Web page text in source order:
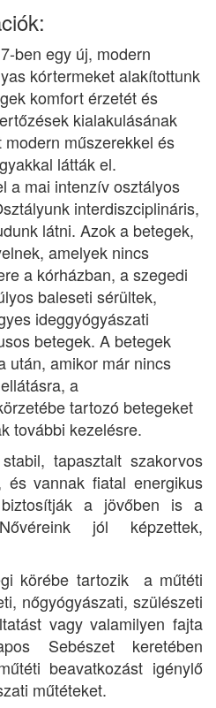
ben egy új, modern
kórtermeket alakítottunk
komfort érzetét és
kialakulásának
műszerekkel és
látták el.
a mai intenzív osztályos
interdiszciplináris,
látni. Azok a betegek,
amelyek nincs
a kórházban, a szegedi
baleseti sérültek,
ideggyógyászati
betegek. A betegek
után, amikor már nincs
a
tartozó betegeket
további kezelésre.
tapasztalt szakorvos
és vannak fiatal energikus
a jövőben is a
jól képzettek,
körébe tartozik a műtéti
nőgyógyászati, szülészeti
vagy valamilyen fajta
Sebészet keretében
beavatkozást igénylő
műtéteket.